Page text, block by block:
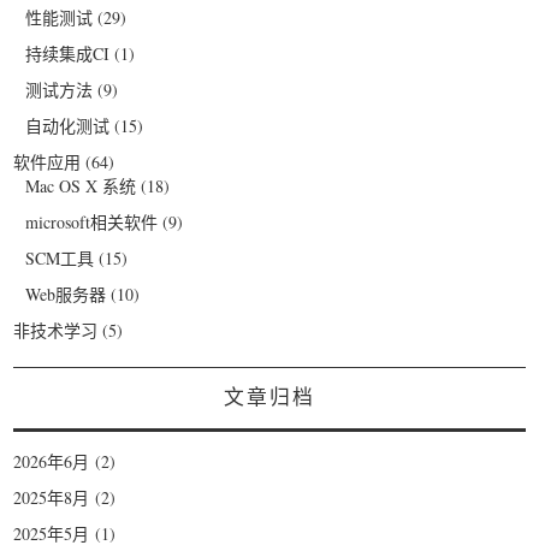
性能测试 (29)
持续集成CI (1)
测试方法 (9)
自动化测试 (15)
软件应用 (64)
Mac OS X 系统 (18)
microsoft相关软件 (9)
SCM工具 (15)
Web服务器 (10)
非技术学习 (5)
文章归档
2026年6月 (2)
2025年8月 (2)
2025年5月 (1)